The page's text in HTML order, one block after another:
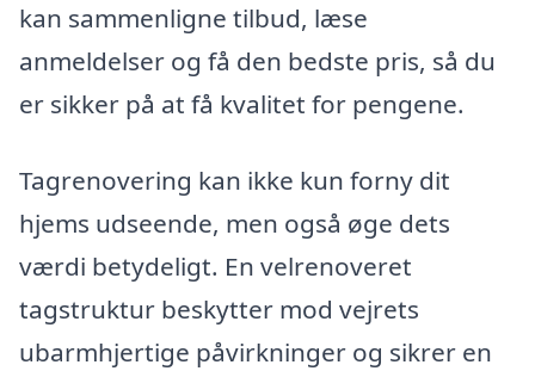
kan sammenligne tilbud, læse
anmeldelser og få den bedste pris, så du
er sikker på at få kvalitet for pengene.
Tagrenovering kan ikke kun forny dit
hjems udseende, men også øge dets
værdi betydeligt. En velrenoveret
tagstruktur beskytter mod vejrets
ubarmhjertige påvirkninger og sikrer en